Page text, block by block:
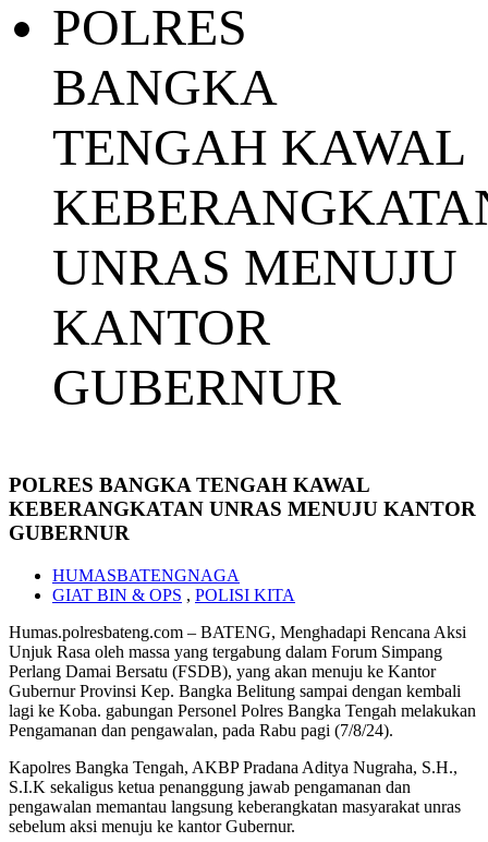
POLRES
BANGKA
TENGAH KAWAL
UNRAS MENUJU
KANTOR
GUBERNUR
POLRES BANGKA TENGAH KAWAL
KEBERANGKATAN UNRAS MENUJU KANTOR
GUBERNUR
HUMASBATENGNAGA
GIAT BIN & OPS , POLISI KITA
Humas.polresbateng.com – BATENG, Menghadapi Rencana Aksi
Unjuk Rasa oleh massa yang tergabung dalam Forum Simpang
Perlang Damai Bersatu (FSDB), yang akan menuju ke Kantor
Gubernur Provinsi Kep. Bangka Belitung sampai dengan kembali
lagi ke Koba. gabungan Personel Polres Bangka Tengah melakukan
Pengamanan dan pengawalan, pada Rabu pagi (7/8/24).
Kapolres Bangka Tengah, AKBP Pradana Aditya Nugraha, S.H.,
S.I.K sekaligus ketua penanggung jawab pengamanan dan
pengawalan memantau langsung keberangkatan masyarakat unras
sebelum aksi menuju ke kantor Gubernur.